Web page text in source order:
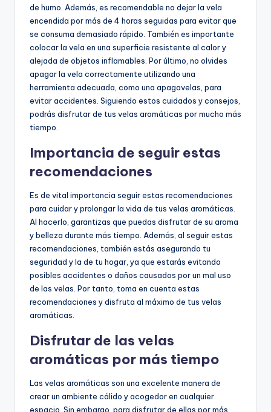
de humo. Además, es recomendable no dejar la vela
encendida por más de 4 horas seguidas para evitar que
se consuma demasiado rápido. También es importante
colocar la vela en una superficie resistente al calor y
alejada de objetos inflamables. Por último, no olvides
apagar la vela correctamente utilizando una
herramienta adecuada, como una apagavelas, para
evitar accidentes. Siguiendo estos cuidados y consejos,
podrás disfrutar de tus velas aromáticas por mucho más
tiempo.
Importancia de seguir estas
recomendaciones
Es de vital importancia seguir estas recomendaciones
para cuidar y prolongar la vida de tus velas aromáticas.
Al hacerlo, garantizas que puedas disfrutar de su aroma
y belleza durante más tiempo. Además, al seguir estas
recomendaciones, también estás asegurando tu
seguridad y la de tu hogar, ya que estarás evitando
posibles accidentes o daños causados por un mal uso
de las velas. Por tanto, toma en cuenta estas
recomendaciones y disfruta al máximo de tus velas
aromáticas.
Disfrutar de las velas
aromáticas por más tiempo
Las velas aromáticas son una excelente manera de
crear un ambiente cálido y acogedor en cualquier
espacio. Sin embargo, para disfrutar de ellas por más